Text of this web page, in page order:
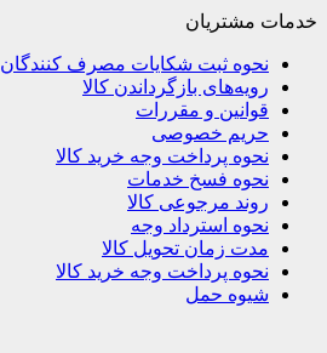
خدمات مشتریان
نحوه ثبت شکایات مصرف کنندگان
رویه‌های بازگرداندن کالا
قوانین و مقررات
حریم خصوصی
نحوه پرداخت وجه خرید کالا
نحوه فسخ خدمات
روند مرجوعی کالا
نحوه استرداد وجه
مدت زمان تحویل کالا
نحوه پرداخت وجه خرید کالا
شیوه حمل